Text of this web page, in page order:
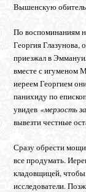
Вышенскую обитель,
По воспоминаниям
Георгия Глазунова,
приезжал в
вместе с игуменом
иереем Георгием
панихиду по
увидев «мерзость
вывезти честные
Сразу обрести
все продумать.
кладовщицей, чтобы
исследователи.